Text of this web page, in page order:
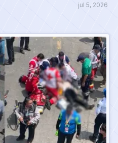
jul 5, 2026